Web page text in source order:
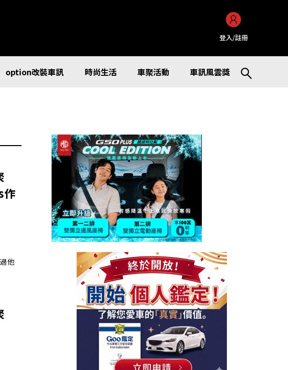
登入/註冊
option改裝車訊 時尚生活 車聚活動 車訊風雲獎
作
他